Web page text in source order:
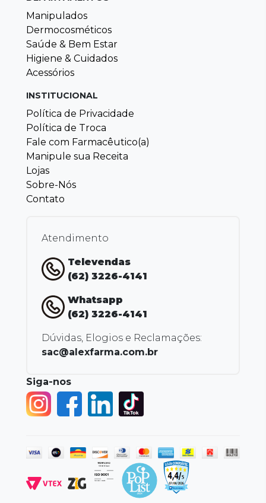
Manipulados
Dermocosméticos
Saúde & Bem Estar
Higiene & Cuidados
Acessórios
INSTITUCIONAL
Política de Privacidade
Política de Troca
Fale com Farmacêutico(a)
Manipule sua Receita
Lojas
Sobre-Nós
Contato
Atendimento
Televendas
(62) 3226-4141
Whatsapp
(62) 3226-4141
Dúvidas, Elogios e Reclamações:
sac@alexfarma.com.br
Siga-nos